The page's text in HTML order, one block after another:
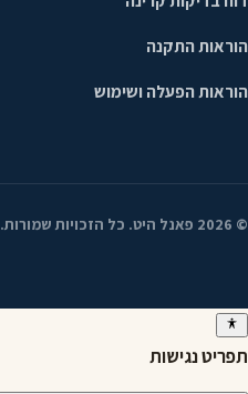
הוראות התקנה
הוראות הפעלה ושימוש
©
2026 פאנל היט. כל הזכויות שמורות.
תפריט נגישות